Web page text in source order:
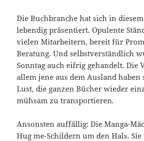
Die Buchbranche hat sich in
lebendig präsentiert. Opulente
vielen Mitarbeitern, bereit für
Beratung. Und selbstverständlich
Sonntag auch eifrig gehandelt. Die
allem jene aus dem Ausland
Lust, die ganzen Bücher wieder
mühsam zu transportieren.
Ansonsten auffällig: Die Manga-
Hug me-Schildern um den Hals.